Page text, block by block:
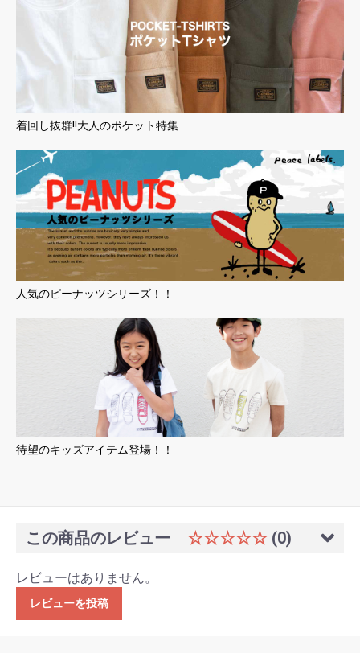
着回し抜群!!大人のポケット特集
人気のピーナッツシリーズ！！
待望のキッズアイテム登場！！
この商品のレビュー ☆☆☆☆☆ (0)
レビューはありません。
レビューを投稿